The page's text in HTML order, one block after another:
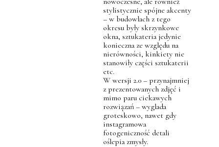
stylistycznie spójne akcenty
– w budowlach z tego
okresu były skrzynkowe
okna, sztukateria jedynie
konieczna ze względu na
nierówności, kinkiety nie
stanowiły części sztukaterii
etc.
W wersji 2.0 – przynajmniej
z prezentowanych zdjęć i
mimo paru ciekawych
rozwiązań – wyglada
groteskowo, nawet gdy
instagramowa
fotogeniczność detali
oślepia zmysły.